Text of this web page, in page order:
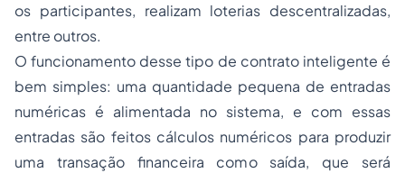
os participantes, realizam loterias descentralizadas,
entre outros.
O funcionamento desse tipo de contrato inteligente é
bem simples: uma quantidade pequena de entradas
numéricas é alimentada no sistema, e com essas
entradas são feitos cálculos numéricos para produzir
uma transação financeira como saída, que será